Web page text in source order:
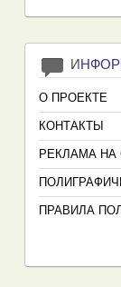
И
О ПРОЕКТЕ
КОНТАКТЫ
РЕКЛАМА НА
ПРАВИЛА